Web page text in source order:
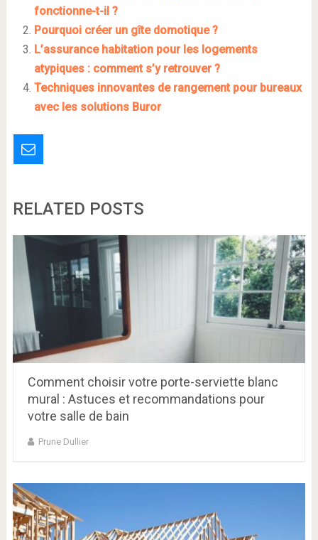
fonctionne-t-il ?
Pourquoi créer un gîte domotique ?
L’assurance habitation pour les logements
atypiques : comment s’y retrouver ?
Techniques innovantes de rangement pour bureaux
avec les solutions Buror
RELATED POSTS
Comment choisir votre porte-serviette blanc
mural : Astuces et recommandations pour
votre salle de bain
Prune Dullier